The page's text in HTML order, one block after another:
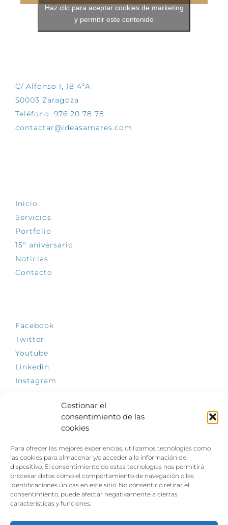
Gestionar el
consentimiento de las
cookies
Para ofrecer las mejores experiencias, utilizamos tecnologías como
las cookies para almacenar y/o acceder a la información del
dispositivo. El consentimiento de estas tecnologías nos permitirá
procesar datos como el comportamiento de navegación o las
identificaciones únicas en este sitio. No consentir o retirar el
consentimiento, puede afectar negativamente a ciertas
características y funciones.
Haz clic para aceptar cookies de marketing
y permitir este contenido
C/ Alfonso I, 18 4ºA
50003 Zaragoza
Teléfono: 976 20 78 78
contactar@ideasamares.com
Inicio
Servicios
Portfolio
15º aniversario
Noticias
Contacto
Facebook
Twitter
Youtube
Linkedin
Instagram
El empleo, la gran llave para una vida
independiente: Fundación Dfa reclama un
impulso decidido a la inclusión laboral de las
personas con discapacidad
Clown, circo y magia: el Jardín de las Artes
de julio con su segundo “Festival